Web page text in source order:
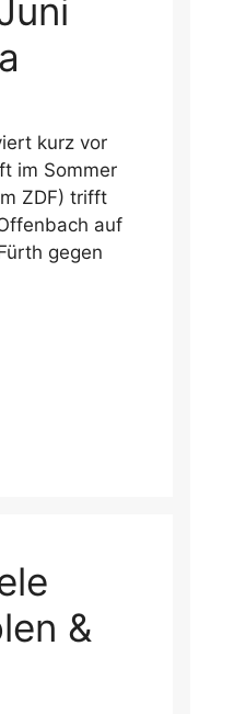
kurz vor
im Sommer
ZDF) trifft
auf
gegen
&